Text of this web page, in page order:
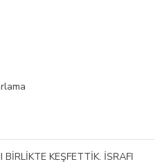
KEŞFETTİK. İSRAFI